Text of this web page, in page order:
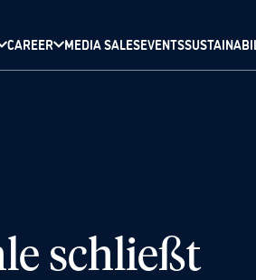
CAREER MEDIA SALESEVENTS
schließt